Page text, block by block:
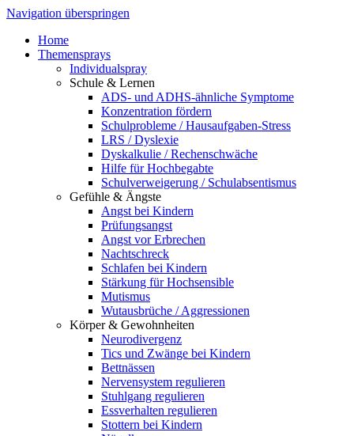
Navigation überspringen
Home
Themensprays
Individualspray
Schule & Lernen
ADS- und ADHS-ähnliche Symptome
Konzentration fördern
Schulprobleme / Hausaufgaben-Stress
LRS / Dyslexie
Dyskalkulie / Rechenschwäche
Hilfe für Hochbegabte
Schulverweigerung / Schulabsentismus
Gefühle & Ängste
Angst bei Kindern
Prüfungsangst
Angst vor Erbrechen
Nachtschreck
Schlafen bei Kindern
Stärkung für Hochsensible
Mutismus
Wutausbrüche / Aggressionen
Körper & Gewohnheiten
Neurodivergenz
Tics und Zwänge bei Kindern
Bettnässen
Nervensystem regulieren
Stuhlgang regulieren
Essverhalten regulieren
Stottern bei Kindern